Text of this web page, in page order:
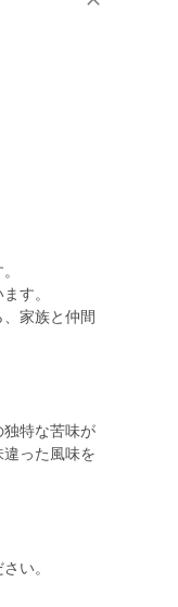
す。
家族と仲間
特な苦味が
った風味を
い。